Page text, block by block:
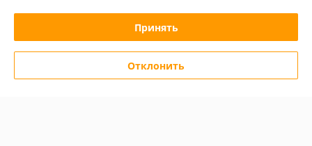
Полная версия сайта
Политика обработки cookies
Сайт создан на платформе Deal.by
Принять
Отклонить